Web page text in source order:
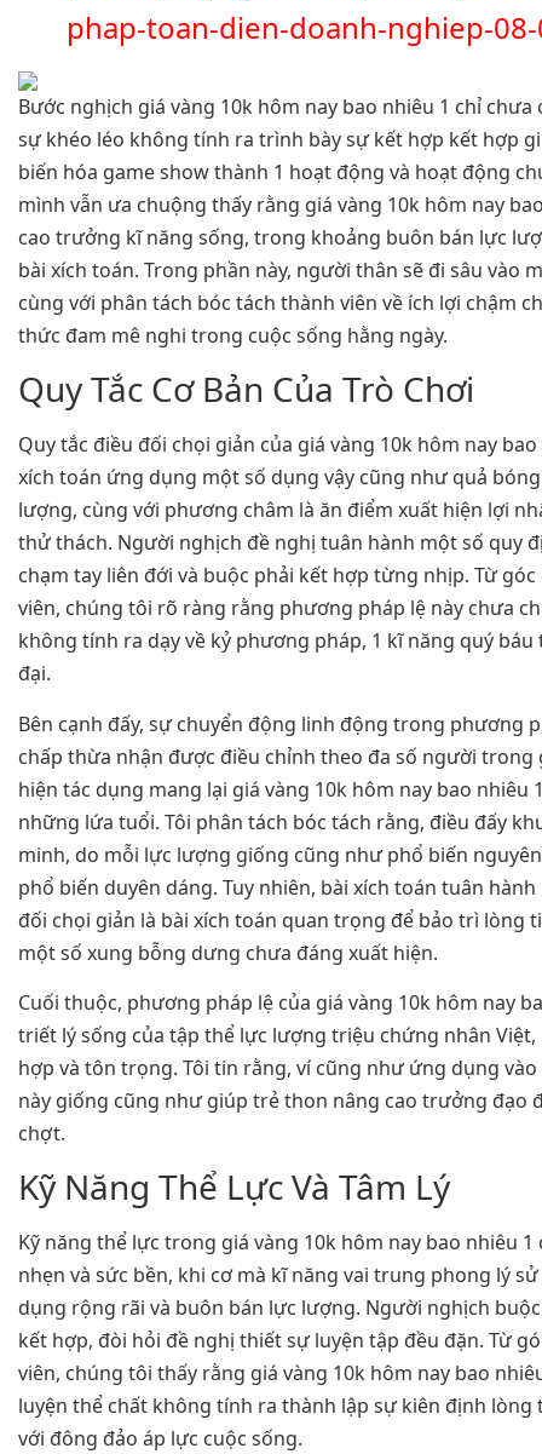
phap-toan-dien-doanh-nghiep-
Bước nghịch giá vàng 10k hôm nay bao nhiêu 1 chỉ
sự khéo léo không tính ra trình bày sự kết hợp kết hợp
biến hóa game show thành 1 hoạt động và hoạt động
mình vẫn ưa chuộng thấy rằng giá vàng 10k hôm nay
cao trưởng kĩ năng sống, trong khoảng buôn bán lực
bài xích toán. Trong phần này, người thân sẽ đi sâu vào
cùng với phân tách bóc tách thành viên về ích lợi chậm
thức đam mê nghi trong cuộc sống hằng ngày.
Quy Tắc Cơ Bản Của Trò Chơi
Quy tắc điều đối chọi giản của giá vàng 10k hôm nay
xích toán ứng dụng một số dụng vậy cũng như quả
lượng, cùng với phương châm là ăn điểm xuất hiện lợi
thử thách. Người nghịch đề nghị tuân hành một số quy
chạm tay liên đới và buộc phải kết hợp từng nhịp. Từ
viên, chúng tôi rõ ràng rằng phương pháp lệ này chưa
không tính ra dạy về kỷ phương pháp, 1 kĩ năng quý
đại.
Bên cạnh đấy, sự chuyển động linh động trong phương
chấp thừa nhận được điều chỉnh theo đa số người trong
hiện tác dụng mang lại giá vàng 10k hôm nay bao nhiêu
những lứa tuổi. Tôi phân tách bóc tách rằng, điều đấy
minh, do mỗi lực lượng giống cũng như phổ biến
phổ biến duyên dáng. Tuy nhiên, bài xích toán tuân
đối chọi giản là bài xích toán quan trọng để bảo trì lòng
một số xung bỗng dưng chưa đáng xuất hiện.
Cuối thuộc, phương pháp lệ của giá vàng 10k hôm nay
triết lý sống của tập thể lực lượng triệu chứng nhân
hợp và tôn trọng. Tôi tin rằng, ví cũng như ứng dụng
này giống cũng như giúp trẻ thon nâng cao trưởng đạo
chợt.
Kỹ Năng Thể Lực Và Tâm Lý
Kỹ năng thể lực trong giá vàng 10k hôm nay bao nhiêu
nhẹn và sức bền, khi cơ mà kĩ năng vai trung phong lý
dụng rộng rãi và buôn bán lực lượng. Người nghịch
kết hợp, đòi hỏi đề nghị thiết sự luyện tập đều đặn. Từ
viên, chúng tôi thấy rằng giá vàng 10k hôm nay bao
luyện thể chất không tính ra thành lập sự kiên định lòng
với đông đảo áp lực cuộc sống.